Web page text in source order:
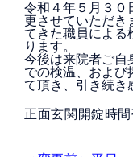
令和４年５月３０
更させていただき
てきた職員による
ります。
今後は来院者ご自
での検温、および
て頂き、引き続き
正面玄関開錠時間